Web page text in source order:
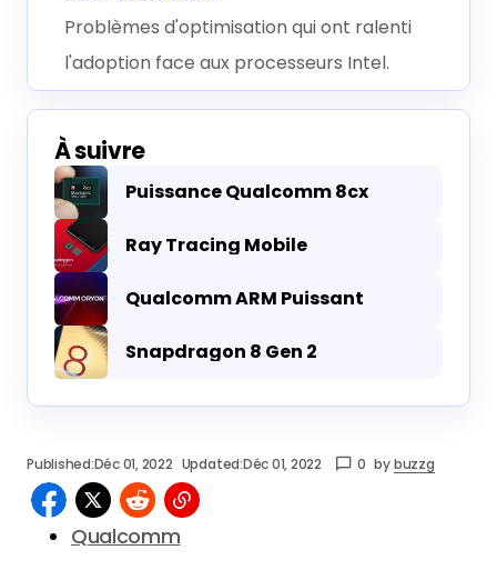
Problèmes d'optimisation qui ont ralenti
l'adoption face aux processeurs Intel.
À suivre
Ray Tracing Mobile
Snapdragon 8 Gen 2
Published:Déc 01, 2022 Updated:
Qualcomm